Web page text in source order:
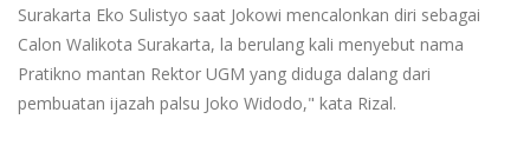
Surakarta Eko Sulistyo saat Jokowi mencalonkan diri sebagai
Calon Walikota Surakarta, la berulang kali menyebut nama
Pratikno mantan Rektor UGM yang diduga dalang dari
pembuatan ijazah palsu Joko Widodo," kata Rizal.